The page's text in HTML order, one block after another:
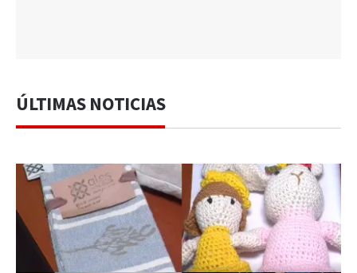
ÚLTIMAS NOTICIAS